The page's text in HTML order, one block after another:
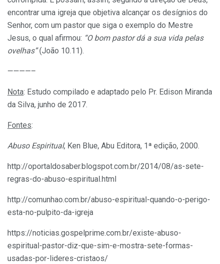
encontrar uma igreja que objetiva alcançar os desígnios do
Senhor, com um pastor que siga o exemplo do Mestre
Jesus, o qual afirmou: “O bom pastor dá a sua vida pelas
ovelhas”(João 10.11).
————–
Nota: Estudo compilado e adaptado pelo Pr. Edison Miranda
da Silva, junho de 2017.
Fontes:
Abuso Espiritual, Ken Blue, Abu Editora, 1ª edição, 2000.
http://oportaldosaber.blogspot.com.br/2014/08/as-sete-
regras-do-abuso-espiritual.html
http://comunhao.com.br/abuso-espiritual-quando-o-perigo-
esta-no-pulpito-da-igreja
https://noticias.gospelprime.com.br/existe-abuso-
espiritual-pastor-diz-que-sim-e-mostra-sete-formas-
usadas-por-lideres-cristaos/